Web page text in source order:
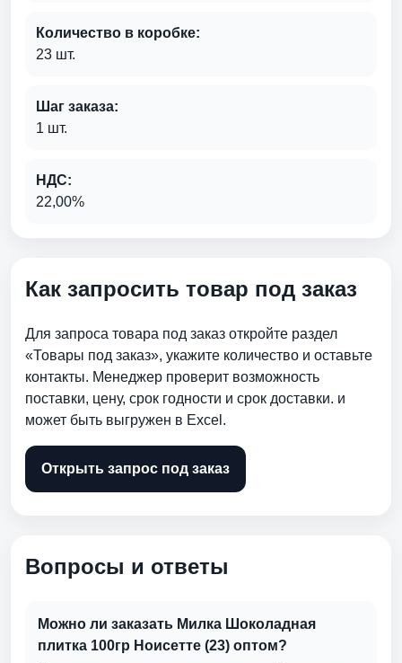
Количество в коробке:
23 шт.
Шаг заказа:
1 шт.
НДС:
22,00%
Как запросить товар под заказ
Для запроса товара под заказ откройте раздел
«Товары под заказ», укажите количество и оставьте
контакты. Менеджер проверит возможность
поставки, цену, срок годности и срок доставки. и
может быть выгружен в Excel.
Открыть запрос под заказ
Вопросы и ответы
Можно ли заказать Милка Шоколадная
плитка 100гр Ноисетте (23) оптом?